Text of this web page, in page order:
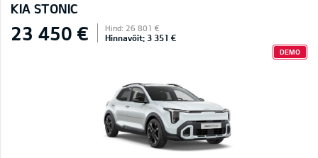
KIA STONIC
23 450 € Hind: 26 801 €
Hinnavõit: 3 351 €
DEMO